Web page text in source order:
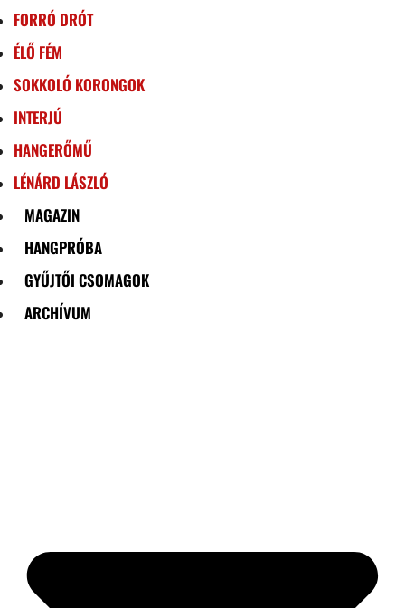
FORRÓ DRÓT
ÉLŐ FÉM
SOKKOLÓ KORONGOK
INTERJÚ
HANGERŐMŰ
LÉNÁRD LÁSZLÓ
MAGAZIN
HANGPRÓBA
GYŰJTŐI CSOMAGOK
ARCHÍVUM